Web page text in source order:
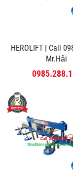
HEROLIFT | Call
Mr.Hải